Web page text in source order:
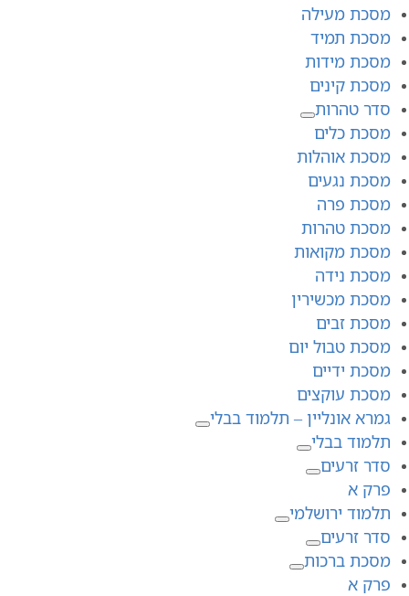
מסכת מעילה
מסכת תמיד
מסכת מידות
מסכת קינים
סדר טהרות
מסכת כלים
מסכת אוהלות
מסכת נגעים
מסכת פרה
מסכת טהרות
מסכת מקואות
מסכת נידה
מסכת מכשירין
מסכת זבים
מסכת טבול יום
מסכת ידיים
מסכת עוקצים
גמרא אונליין – תלמוד בבלי
תלמוד בבלי
סדר זרעים
פרק א
תלמוד ירושלמי
סדר זרעים
מסכת ברכות
פרק א